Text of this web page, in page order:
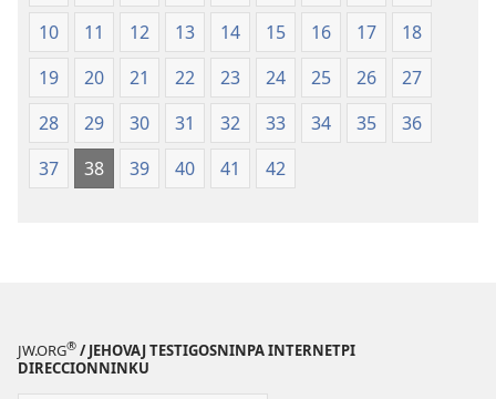
10
11 12 13 14 15 16 17
18
19
20 21 22 23 24 25 26
27
28
29 30 31 32 33 34 35
36
37
38 39 40 41 42
JW.ORG® / JEHOVAJ TESTIGOSNINPA INTERNETPI
DIRECCIONNINKU